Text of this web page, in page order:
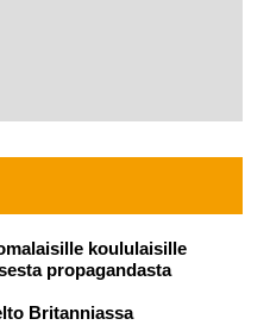
koululaisille
propagandasta
Britanniassa